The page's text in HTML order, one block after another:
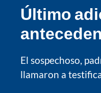
Último
El sospechoso,
llamaron a